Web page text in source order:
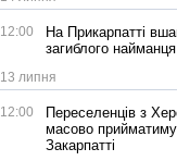
12:00
На Прикарпатті
загиблого
13 липня
12:00
Переселенців з
масово
Закарпатті